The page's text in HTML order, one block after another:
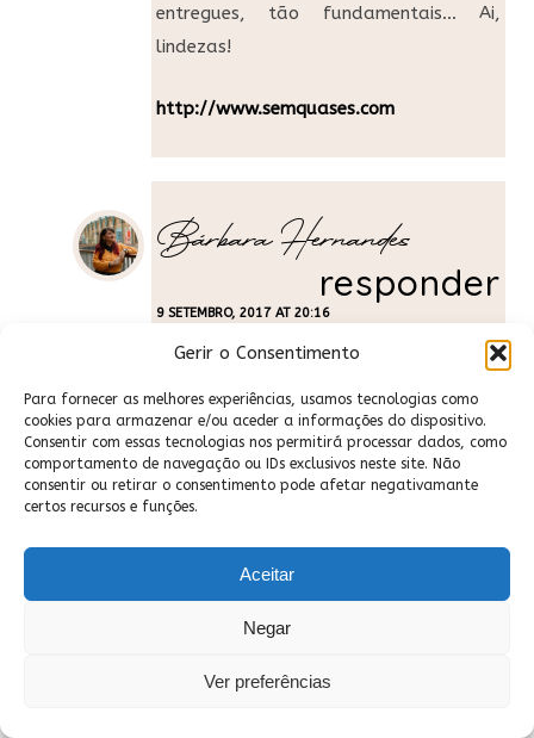
Gerir o Consentimento
Para fornecer as melhores experiências, usamos tecnologias como
cookies para armazenar e/ou aceder a informações do dispositivo.
Consentir com essas tecnologias nos permitirá processar dados, como
comportamento de navegação ou IDs exclusivos neste site. Não
consentir ou retirar o consentimento pode afetar negativamante
certos recursos e funções.
Aceitar
Negar
Ver preferências
entregues, tão fundamentais… Ai,
lindezas!
http://www.semquases.com
Bárbara Hernandes
9 SETEMBRO, 2017 AT 20:16
responder
Laura, amei demais esse post, sério.
Nunca tinha visto nada parecido, achei
suuuper original e interessante – com a
sua permissão, posso um dia fazer
algo parecido (dando os devidos
da sua rotina pelas fotos, e nem sabia
que esse estilo chama flatlay. Seu
bullet journal parece tão lindo e
tempo atrás mas parei, não consegui